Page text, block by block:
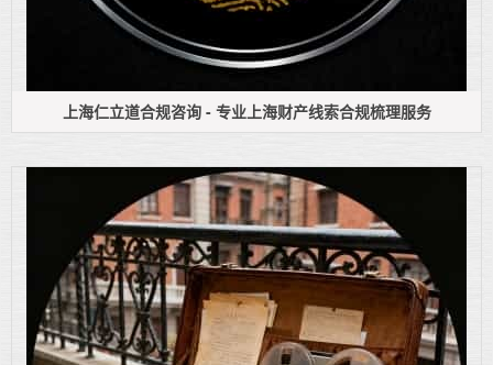
上海仁立道合规咨询 - 专业上海财产线索合规梳理服务